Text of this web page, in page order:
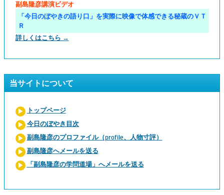
副島隆彦講演ビデオ
「今日のぼやきの語り口」を実際に映像で体感できる秘蔵のＶＴ
Ｒ
詳しくはこちら →
当サイトについて
トップページ
今日のぼやき目次
副島隆彦のプロファイル（profile、人物寸評）
副島隆彦へメールを送る
「副島隆彦の学問道場」へメールを送る